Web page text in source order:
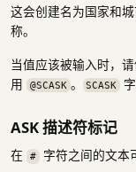
这会创建名为国家和
称。
当值应该被输入时，
用
@SCASK 。 SCASK
ASK 描述符标记
在 # 字符之间的文本